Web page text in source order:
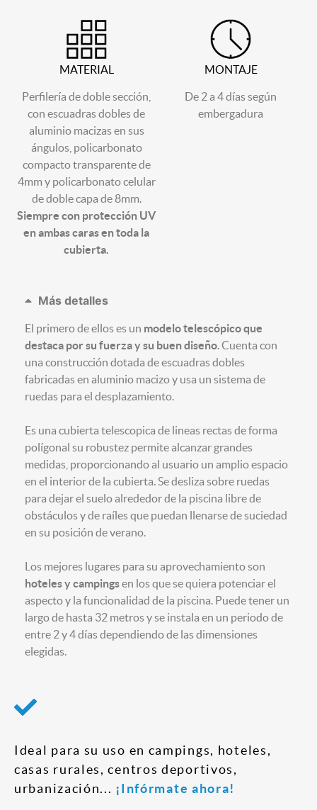
MATERIAL
Perfilería de doble sección,
con escuadras dobles de
aluminio macizas en sus
ángulos, policarbonato
compacto transparente de
4mm y policarbonato celular
de doble capa de 8mm.
Siempre con protección UV
en ambas caras en toda la
cubierta.
MONTAJE
De 2 a 4 días según
embergadura
Más detalles
El primero de ellos es un modelo telescópico que
destaca por su fuerza y su buen diseño. Cuenta con
una construcción dotada de escuadras dobles
fabricadas en aluminio macizo y usa un sistema de
ruedas para el desplazamiento.
Es una cubierta telescopica de lineas rectas de forma
polígonal su robustez permite alcanzar grandes
medidas, proporcionando al usuario un amplio espacio
en el interior de la cubierta. Se desliza sobre ruedas
para dejar el suelo alrededor de la piscina libre de
obstáculos y de raíles que puedan llenarse de suciedad
en su posición de verano.
Los mejores lugares para su aprovechamiento son
hoteles y campingsen los que se quiera potenciar el
aspecto y la funcionalidad de la piscina. Puede tener un
largo de hasta 32 metros y se instala en un periodo de
entre 2 y 4 días dependiendo de las dimensiones
elegidas.
Ideal para su uso en campings, hoteles,
casas rurales, centros deportivos,
urbanización... ¡Infórmate ahora!